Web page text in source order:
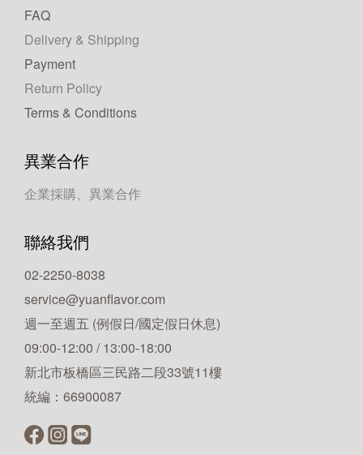
FAQ
Delivery & Shipping
Payment
Return Policy
Terms & Conditions
異業合作
企業採購、異業合作
聯絡我們
02-2250-8038
service@yuanflavor.com
週一至週五 (例假日/國定假日休息)
09:00-12:00 / 13:00-18:00
新北市板橋區三民路二段33號11樓
統編：66900087